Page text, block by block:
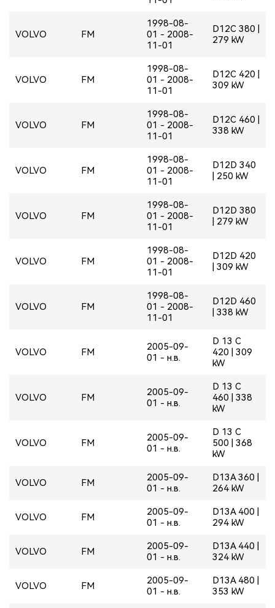
VOLVO FM
1998-08-
01 - 2008-
11-01
D12C 380 |
279 kW
VOLVO FM
1998-08-
01 - 2008-
11-01
D12C 420 |
309 kW
VOLVO FM
1998-08-
01 - 2008-
11-01
D12C 460 |
338 kW
VOLVO FM
1998-08-
01 - 2008-
11-01
D12D 340
| 250 kW
VOLVO FM
1998-08-
01 - 2008-
11-01
D12D 380
| 279 kW
VOLVO FM
1998-08-
01 - 2008-
11-01
D12D 420
| 309 kW
VOLVO FM
1998-08-
01 - 2008-
11-01
D12D 460
| 338 kW
VOLVO FM
2005-09-
01 - н.в.
D 13 C
420 | 309
kW
VOLVO FM
2005-09-
01 - н.в.
D 13 C
460 | 338
kW
VOLVO FM
2005-09-
01 - н.в.
D 13 C
500 | 368
kW
VOLVO FM
2005-09-
01 - н.в.
D13A 360 |
264 kW
VOLVO FM
2005-09-
01 - н.в.
D13A 400 |
294 kW
VOLVO FM
2005-09-
01 - н.в.
D13A 440 |
324 kW
VOLVO FM
2005-09-
01 - н.в.
D13A 480 |
353 kW